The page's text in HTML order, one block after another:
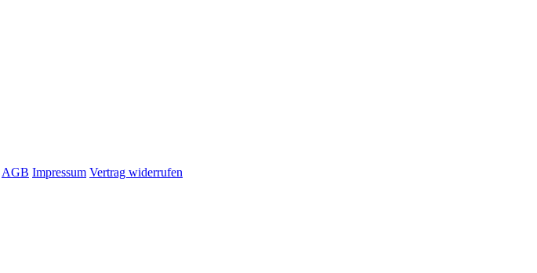
AGB Impressum Vertrag widerrufen